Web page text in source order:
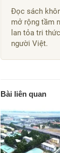
Đọc sách
mở rộng tầm
lan tỏa tri
người Việt.
Bài liên quan